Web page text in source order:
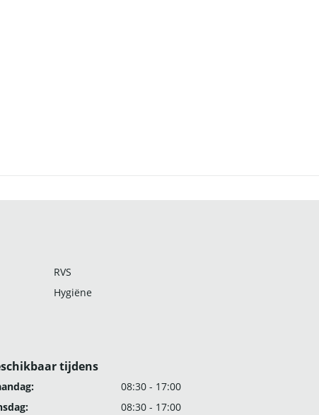
RVS
Hygiëne
tijdens
08:30 - 17:00
08:30 - 17:00